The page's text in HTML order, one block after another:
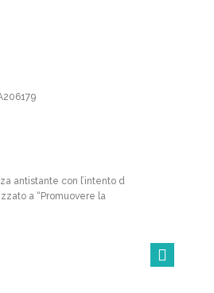
antistante con l’intento d
a “Promuovere la